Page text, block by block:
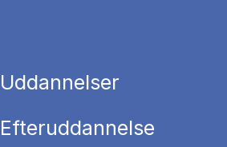
Uddannelser
Efteruddannelse